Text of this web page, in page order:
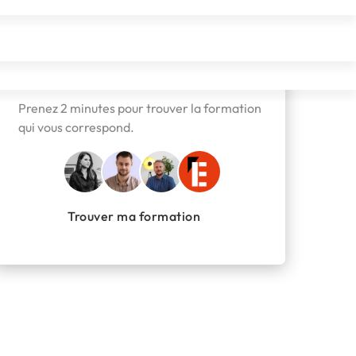
Prenez 2 minutes pour trouver la formation
qui vous correspond.
Trouver ma formation